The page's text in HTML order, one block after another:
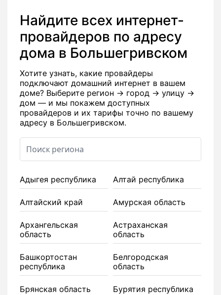
Найдите всех интернет-
провайдеров по адресу
дома в Большегривском
Хотите узнать, какие провайдеры
подключают домашний интернет в вашем
доме? Выберите регион → город → улицу →
дом — и мы покажем доступных
провайдеров и их тарифы точно по вашему
адресу в Большегривском.
Адыгея республика Алтай республика
Алтайский край Амурская область
Архангельская
область
Астраханская
область
Башкортостан
республика
Белгородская
область
Брянская область Бурятия республика